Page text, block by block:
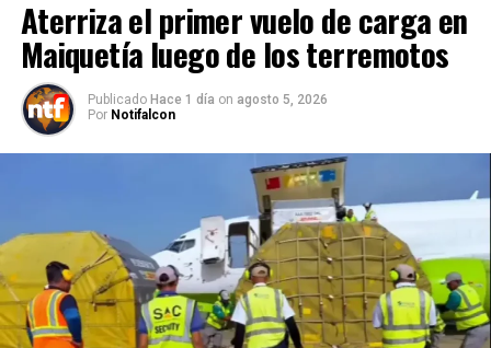
Aterriza el primer vuelo de carga en
Maiquetía luego de los terremotos
Publicado Hace 1 día on agosto 5, 2026
Por Notifalcon